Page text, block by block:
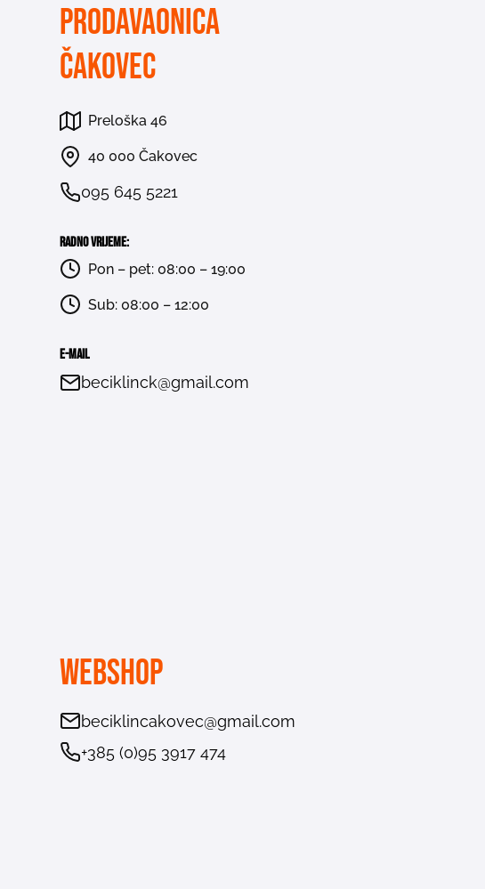
Prodavaonica
Čakovec
Preloška 46
40 000 Čakovec
095 645 5221
Radno vrijeme:
Pon – pet: 08:00 – 19:00
Sub: 08:00 – 12:00
E-mail
beciklinck@gmail.com
Webshop
beciklincakovec@gmail.com
+385 (0)95 3917 474